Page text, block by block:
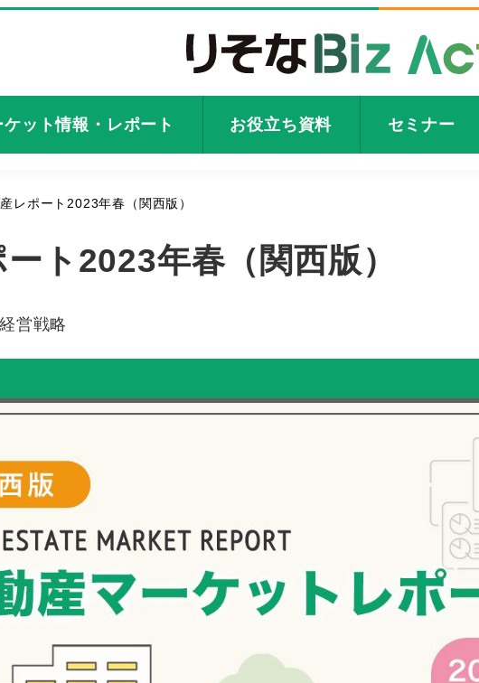
ケット情報・レポート お役立ち資料 セミナー
レポート2023年春（関西版）
ト2023年春（関西版）
カテゴリー
経営戦略